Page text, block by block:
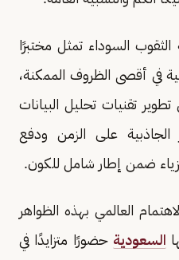
السوداء تمثل مختبرًا
في أقصى الظروف الممكنة،
تقنيات تحليل البيانات
على الزمن ودفع
ضمن إطار شامل للكون.
العالمي بهذه الظواهر
السعودية حضورًا متزايدًا في